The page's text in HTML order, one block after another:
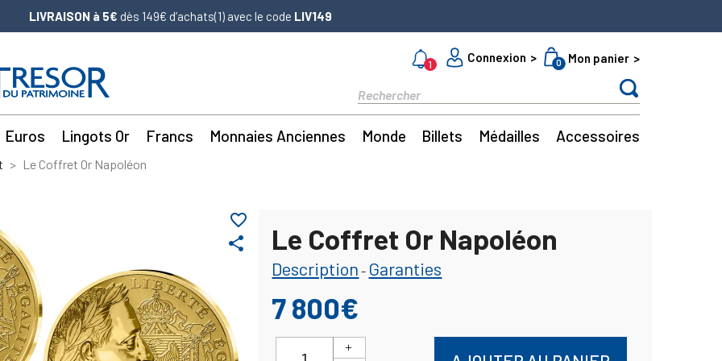
LIVRAISON à 5€ dès 149€ d’achats(1) avec le code LIV149
1
Connexion 0 Mon panier
Euros Lingots Or Francs Monnaies Anciennes Monde Billets Médailles Accessoires
Le Coffret Or Napoléon
share
favorite_border
Le Coffret Or Napoléon
Description - Garanties
7 800€